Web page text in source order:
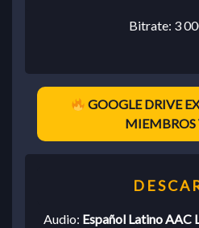
Bitrate: 3
GOOGLE DRIVE
MIEMBROS
Audio: Español Latino AAC